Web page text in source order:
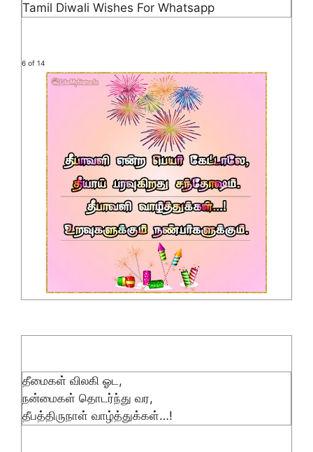
Tamil Diwali Wishes For Whatsapp
6 of 14
தீமைகள் விலகி ஓட,
நன்மைகள் தொடர்ந்து வர,
தீபத்திருநாள் வாழ்த்துக்கள்…!